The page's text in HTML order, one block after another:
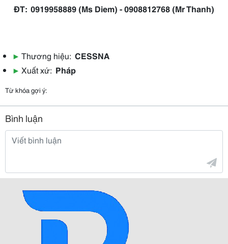
ĐT: 0919958889 (Ms Diem) - 0908812768 (Mr Thanh)
▶ Thương hiệu: CESSNA
▶ Xuất xứ: Pháp
Từ khóa gợi ý:
Bình luận